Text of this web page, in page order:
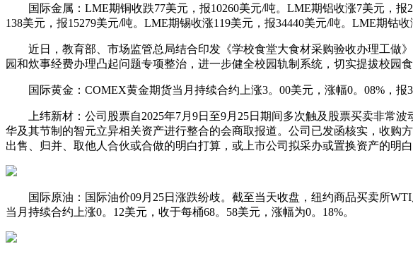
国际金属：LME期铜收跌77美元，报10260美元/吨。LME期铝收涨7美元，报
138美元，报15279美元/吨。LME期锡收涨119美元，报34440美元/吨。LME期钴收
近日，教育部、市场监管总局结合印发《学校食堂大食材采购验收办理工做
园和炊事经费办理凸起问题专项整治，进一步健全校园轨制系统，切实提拔校园食
国际黄金：COMEX黄金期货当月持续合约上涨3。00美元，涨幅0。08%，报
上纬新材：公司股票自2025年7月9日至9月25日期间多次触及股票买卖非常波
华及其节制的智元立异相关资产进行整合的会商取报道。公司已发函核实，收购
出售、归并、取他人合伙或合做的明白打算，或上市公司拟采办或置换资产的明
国际原油：国际油价09月25日涨跌纷歧。截至当天收盘，纽约商品买卖所WTI
当月持续合约上涨0。12美元，收于每桶68。58美元，涨幅为0。18%。